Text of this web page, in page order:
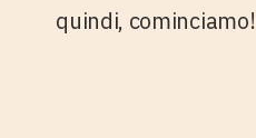
quindi, cominciamo!